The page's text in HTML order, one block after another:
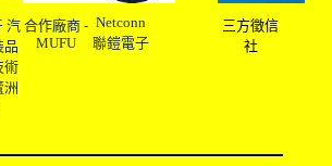
汽
品
術
洲
合作廠商 -
MUFU
Netconn
聯鎧電子
三方徵信
社